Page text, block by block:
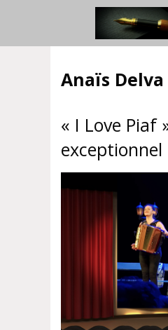
Anaïs Delva
« I Love Piaf
exceptionnel